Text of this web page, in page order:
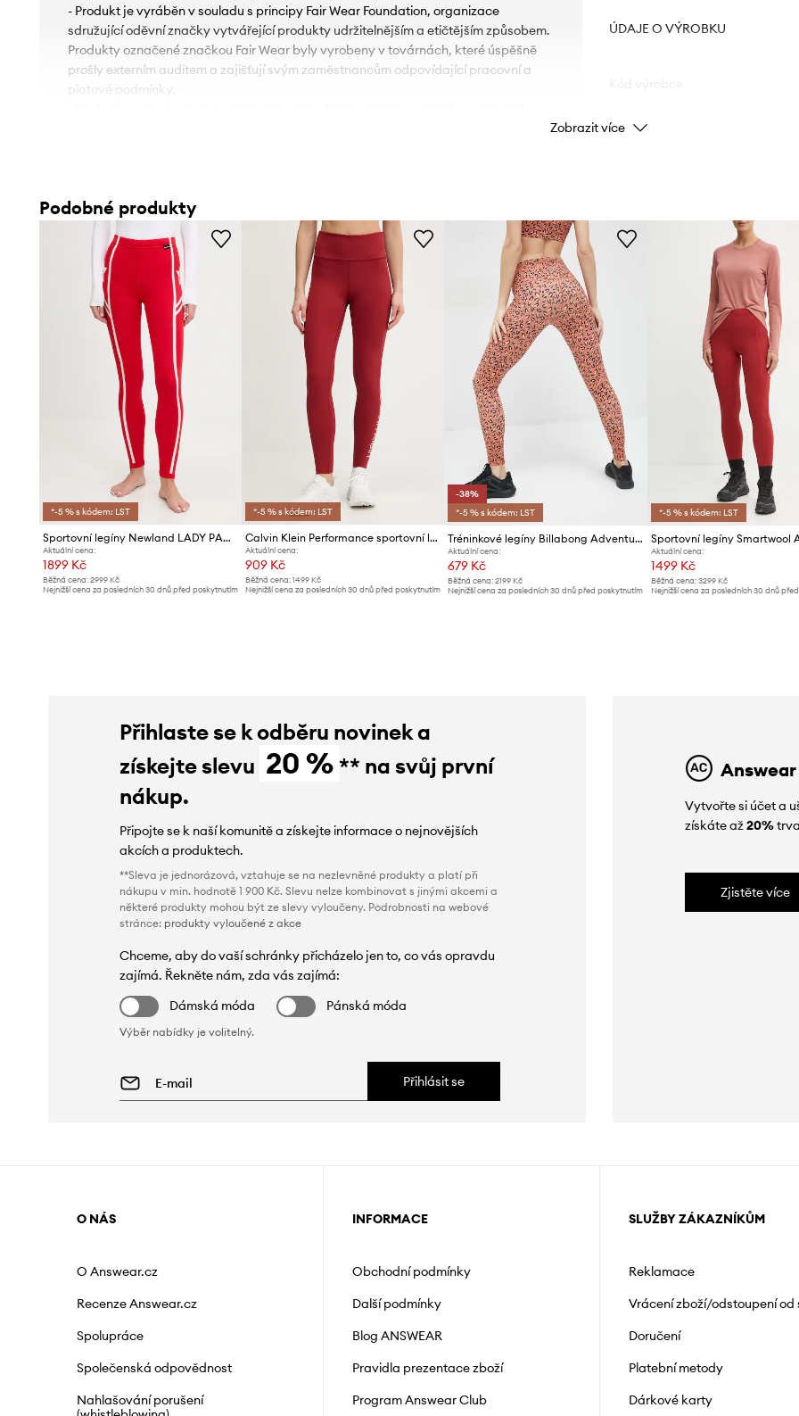
- Produkt je vyráběn v souladu s principy Fair Wear Foundation, organizace
sdružující oděvní značky vytvářející produkty udržitelnějším a etičtějším způsobem.
Produkty označené značkou Fair Wear byly vyrobeny v továrnách, které úspěšně
prošly externím auditem a zajišťují svým zaměstnancům odpovídající pracovní a
platové podmínky.
- Horní okraj je zakončen širokým páskem, který tvaruje siluetu a poskytuje další
podporu při aktivitě.
- Vnitřní nastavení šířky pasu pomocí šňůrek.
- Vnitřní skrytá kapsa umožňuje uložení drobností.
- Do boční kapsy se vejde telefon nebo jiné nezbytnosti.
- Ploché švy chrání pokožku před oděrkami a podrážděním a zajišťují vysoký
komfort při používání.
- Hmotnost produktu: 191 g.
- Šířka v pase: 31 cm.
- Výška sedu: 25 cm.
- Délka: 90 cm.
- Rozměry pro velikost: S.
ÚDAJE O VÝROBKU
Barva
ID produktu
Zobrazit více
Podobné produkty
*-5 % s kódem: LST
Sportovní legíny Newland LADY PANTS
Aktuální cena:
1899 Kč
Běžná cena: 2999 Kč
Nejnižší cena za posledních 30 dnů před poskytnutím
*-5 % s kódem: LST
Calvin Klein Performance sportovní legíny dámské
Aktuální cena:
909 Kč
Běžná cena:1499 Kč
Nejnižší cena za posledních 30 dnů před poskytnutím
-38%
*-5 % s kódem: LST
Tréninkové legíny Billabong Adventure
Aktuální cena:
679 Kč
Běžná cena: 2199 Kč
Nejnižší cena za posledních 30 dnů před poskytnutím
*-5 % s kódem: LST
Sportovní legíny Smartwool
Aktuální cena:
1499 Kč
Běžná cena: 3299 Kč
Nejnižší cena za posledních 30 dnů
Přihlaste se k odběru novinek a
získejte slevu 20 % ** na svůj první
nákup.
Připojte se k naší komunitě a získejte informace o nejnovějších
akcích a produktech.
**Sleva je jednorázová, vztahuje se na nezlevněné produkty a platí při
nákupu v min. hodnotě 1 900 Kč. Slevu nelze kombinovat s jinými akcemi a
některé produkty mohou být ze slevy vyloučeny. Podrobnosti na webové
stránce: produkty vyloučené z akce
Chceme, aby do vaší schránky přicházelo jen to, co vás opravdu
zajímá. Řekněte nám, zda vás zajímá:
Dámská móda
Pánská móda
Výběr nabídky je volitelný.
Přihlásit se
Vytvořte si účet a
získáte až20%
Zjistěte více
O NÁS
O Answear.cz
Recenze Answear.cz
Spolupráce
Společenská odpovědnost
Nahlašování porušení
INFORMACE
Obchodní podmínky
Další podmínky
Blog ANSWEAR
Pravidla prezentace zboží
Program Answear Club
SLUŽBY ZÁKAZNÍKŮM
Reklamace
Vrácení zboží/odstoupení od
Doručení
Platební metody
Dárkové karty